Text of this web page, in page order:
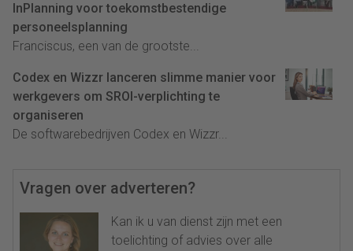
InPlanning voor toekomstbestendige
personeelsplanning
Franciscus, een van de grootste...
Codex en Wizzr lanceren slimme manier voor
werkgevers om SROI-verplichting te
organiseren
De softwarebedrijven Codex en Wizzr...
Vragen over adverteren?
Kan ik u van dienst zijn met een
toelichting of advies over alle